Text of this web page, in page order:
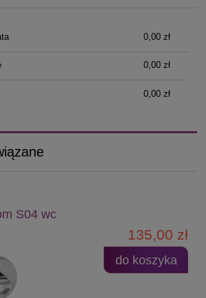
0,00 zł
0,00 zł
0,00 zł
S04 wc
135,00 zł
do koszyka